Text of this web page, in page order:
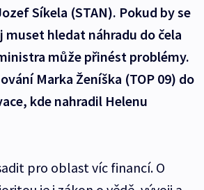
Síkela (STAN). Pokud by se
hledat náhradu do čela
může přinést problémy.
Marka Ženíška (TOP 09) do
kde nahradil Helenu
pro oblast víc financí. O